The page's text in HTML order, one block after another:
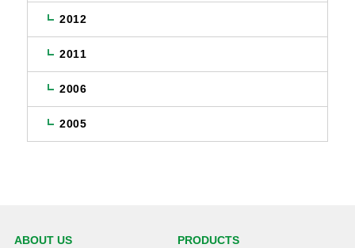
2012
2011
2006
2005
ABOUT US PRODUCTS